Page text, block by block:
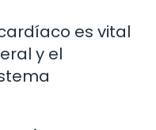
es vital
y el